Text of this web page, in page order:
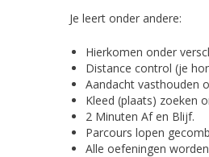
Je leert onder andere:
Hierkomen onder
Distance control (je
Aandacht vasthouden
Kleed (plaats) zoeken
2 Minuten Af en Blijf.
Parcours lopen
Alle oefeningen